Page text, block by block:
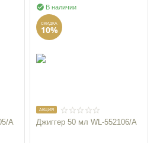
A
В наличии

СКИДКА
10%
AКЦИЯ
Джиггер 50 мл WL‑552106/A